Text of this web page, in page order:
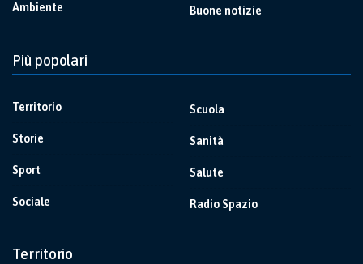
Ambiente Buone notizie
Più popolari
Territorio
Storie
Sport
Sociale
Scuola
Sanità
Salute
Radio Spazio
Territorio